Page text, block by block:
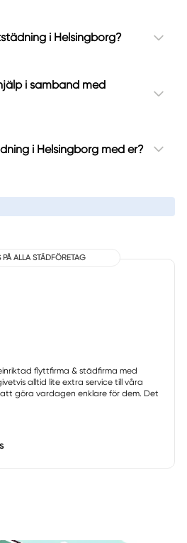
i Helsingborg?
i samband med
i Helsingborg med er?
PÅ ALLA STÄDFÖRETAG
flyttfirma & städfirma med
alltid lite extra service till våra
göra vardagen enklare för dem. Det